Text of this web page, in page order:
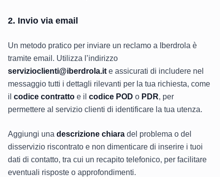
2. Invio via email
Un metodo pratico per inviare un reclamo a Iberdrola è
tramite email. Utilizza l’indirizzo
servizioclienti@iberdrola.it e assicurati di includere nel
messaggio tutti i dettagli rilevanti per la tua richiesta, come
il codice contratto e il codice POD o PDR, per
permettere al servizio clienti di identificare la tua utenza.
Aggiungi una descrizione chiara del problema o del
disservizio riscontrato e non dimenticare di inserire i tuoi
dati di contatto, tra cui un recapito telefonico, per facilitare
eventuali risposte o approfondimenti.